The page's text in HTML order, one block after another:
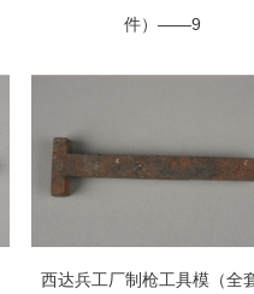
件）——9
西达兵工厂制枪工具模（全